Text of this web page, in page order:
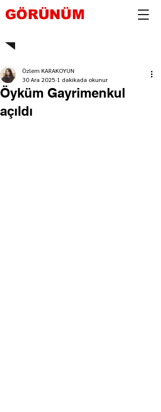
GÖRÜNÜM
Öyküm Gayrimenkul
açıldı
Özlem KARAKOYUN
30 Ara 2025 1 dakikada okunur